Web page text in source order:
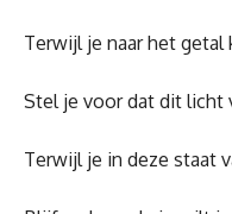
Terwijl je naar het
Stel je voor dat dit licht
Terwijl je in deze staat